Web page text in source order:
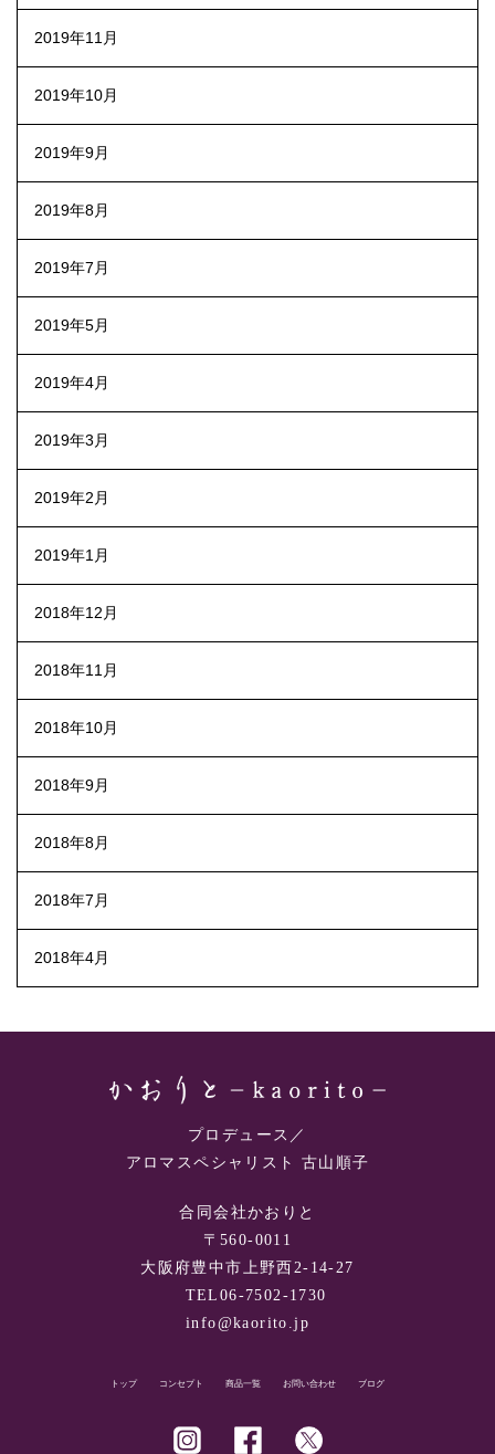
2019年11月
2019年10月
2019年9月
2019年8月
2019年7月
2019年5月
2019年4月
2019年3月
2019年2月
2019年1月
2018年12月
2018年11月
2018年10月
2018年9月
2018年8月
2018年7月
2018年4月
プロデュース／
アロマスペシャリスト 古山順子
合同会社かおりと
〒560-0011
大阪府豊中市上野西2-14-27
TEL06-7502-1730
info@kaorito.jp
トップ コンセプト 商品一覧 お問い合わせ ブログ